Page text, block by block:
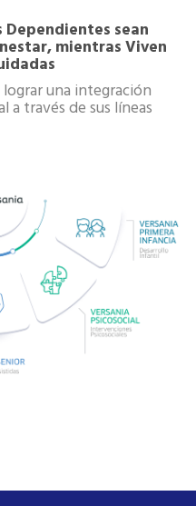
Dependientes sean
mientras Viven
una integración
a través de sus líneas